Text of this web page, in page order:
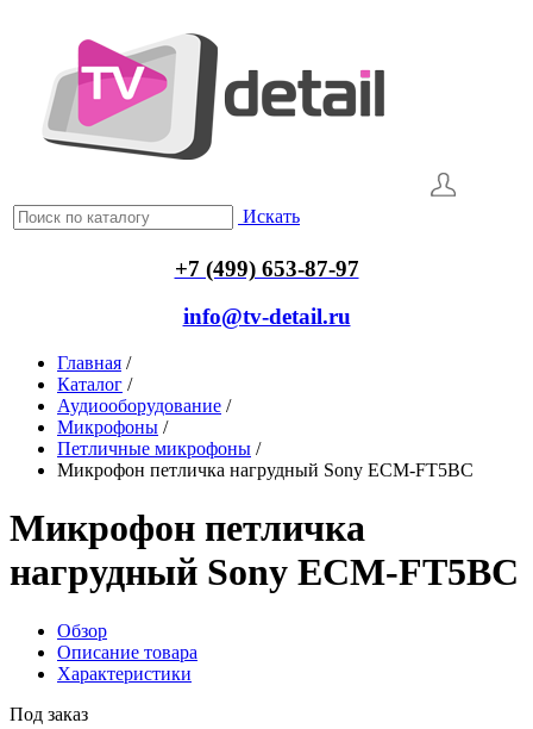
Искать
+7 (499) 653-87-97
info@tv-detail.ru
Главная /
Каталог /
Аудиооборудование /
Микрофоны /
Петличные микрофоны /
Микрофон петличка нагрудный Sony ECM-FT5BC
Микрофон петличка
нагрудный Sony ECM-FT5BC
Обзор
Описание товара
Характеристики
Под заказ